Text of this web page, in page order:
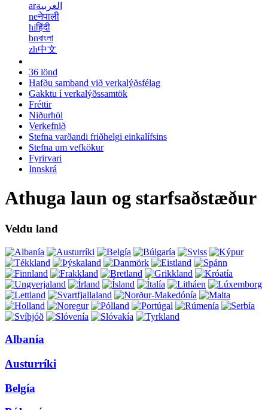
arالعربية
neनेपाली
hiहिंदी
bnবাংলা
zh中文
36 lönd
Hafðu samband við verkalýðsfélag
Gakktu í verkalýðssamtök
Fréttir
Niðurhöl
Verkefnið
Stefna varðandi friðhelgi einkalífsins
Stefna um vefkökur
Fyrirvari
Innskrá
Athuga laun og starfsaðstæður
Veldu land
Albanía
Austurríki
Belgía